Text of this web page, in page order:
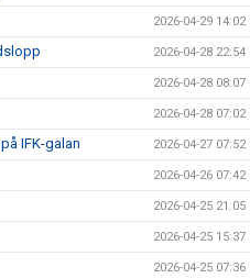
2026-04-29 14:02
2026-04-28 22:54
2026-04-28 08:07
2026-04-28 07:02
IFK-galan 2026-04-27 07:52
2026-04-26 07:42
2026-04-25 21:05
2026-04-25 15:37
2026-04-25 07:36